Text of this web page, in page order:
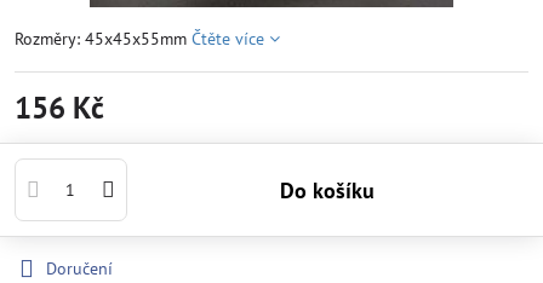
Rozměry: 45x45x55mm Čtěte více
156 Kč
Do košíku
Doručení